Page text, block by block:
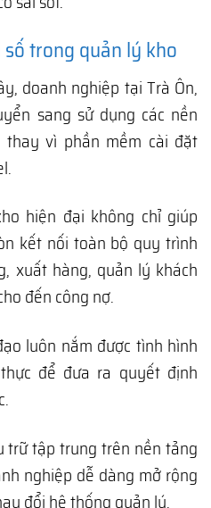
trong quản lý kho
doanh nghiệp tại Trà Ôn,
sang sử dụng các nền
vì phần mềm cài đặt
hiện đại không chỉ giúp
kết nối toàn bộ quy trình
xuất hàng, quản lý khách
đến công nợ.
luôn nắm được tình hình
để đưa ra quyết định
trữ tập trung trên nền tảng
nghiệp dễ dàng mở rộng
đổi hệ thống quản lý.